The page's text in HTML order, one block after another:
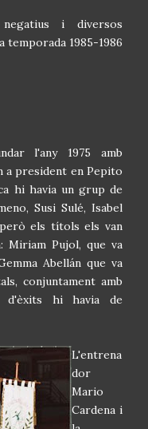
negatius i diversos
temporada 1985-1986
l'any 1975 amb
a president en Pepito
hi havia un grup de
Susi Sulé, Isabel
els títols els van
Miriam Pujol, que va
Abellán que va
conjuntament amb
d'èxits hi havia de
L'entrena
dor
Mario
Cardena i